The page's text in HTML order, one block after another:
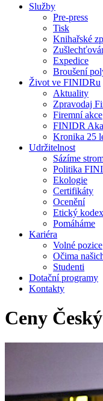
Služby
Pre-press
Tisk
Knihařské
Expedice
Broušení
Život ve FINIDRu
Aktuality
Zpravodaj
Firemní akce
FINIDR
Kronika 25
Udržitelnost
Sázíme
Politika
Ekologie
Certifikáty
Ocenění
Etický kodex
Pomáháme
Kariéra
Volné pozice
Očima
Studenti
Dotační programy
Kontakty
Ceny